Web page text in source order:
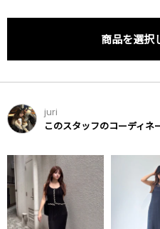
商品を選択
juri
このスタッフのコーディネ